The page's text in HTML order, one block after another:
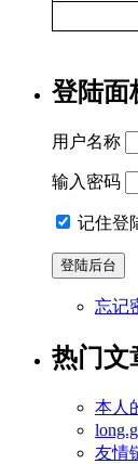
登陆面
用户名称
输入密码
记住登
忘记
热门文
本人
友情